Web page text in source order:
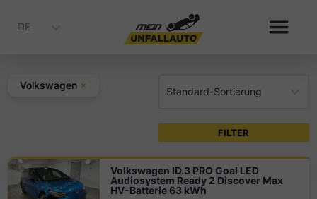
DE
Volkswagen
Standard-Sortierung
FILTER
Volkswagen ID.3 PRO Goal LED
Audiosystem Ready 2 Discover Max
HV-Batterie 63 kWh